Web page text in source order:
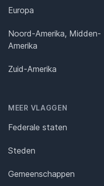
Europa
Noord-Amerika, Midden-
Amerika
Zuid-Amerika
MEER VLAGGEN
Federale staten
Steden
Gemeenschappen